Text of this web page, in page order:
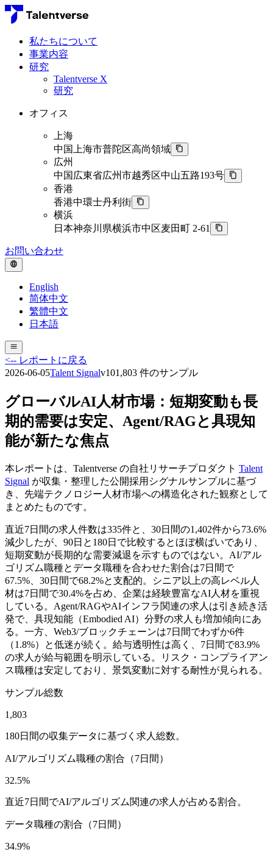
私たちについて
事業内容
研究
Talentverse X
研究
オフィス
上海
中国上海市普陀区高尚領域
広州
中国広東省広州市越秀区中山五路193号
香港
香港中環士丹利街
横浜
日本神奈川県横浜市中区麦田町 2-61
お問い合わせ
English
简体中文
繁體中文
日本語
<-- レポートに戻る
2026-06-05Talent Signalv101,803 件のサンプル
グローバルAI人材市場：短期変動も長
期的需要は安定、Agent/RAGと具現知
能が新たな焦点
本レポートは、Talentverse の自社リサーチプロダクト Talent
Signal が収集・整理した公開採用シグナルサンプルに基づ
き、先端テクノロジー人材市場への構造化された観察として
まとめたものです。
直近7日間の求人件数は335件と、30日間の1,402件から73.6%
減少したが、90日と180日で比較するとほぼ横ばいであり、
短期変動が長期的な需要減退を示すものではない。AI/アル
ゴリズム職種とデータ職種を合わせた割合は7日間で
67.5%、30日間で68.2%と支配的。シニア以上の高レベル人
材は7日間で30.4%を占め、企業は経験豊富なAI人材を重視
している。Agent/RAGやAIインフラ関連の求人は引き続き活
発で、具現知能（Embodied AI）分野の求人も増加傾向にあ
る。一方、Web3/ブロックチェーンは7日間でわずか6件
（1.8%）と低迷が続く。給与透明性は高く、7日間で83.9%
の求人が給与範囲を明示している。リスク・コンプライアン
ス職種は安定しており、景気変動に対する耐性が見られる。
サンプル総数
1,803
180日間の収集データに基づく求人総数。
AI/アルゴリズム職種の割合（7日間）
32.5%
直近7日間でAI/アルゴリズム関連の求人が占める割合。
データ職種の割合（7日間）
34.9%